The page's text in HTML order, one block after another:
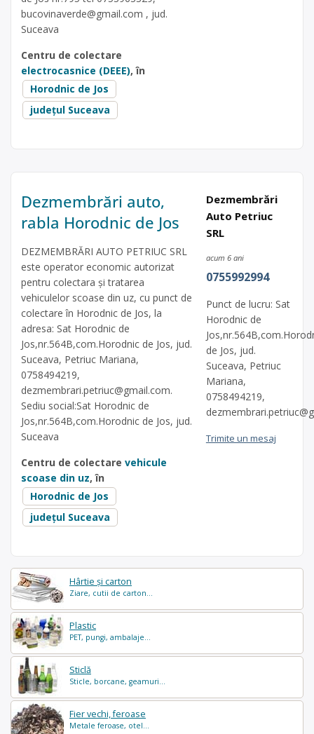
Hârtie și carton
Ziare, cutii de carton...
Plastic
PET, pungi, ambalaje...
Sticlă
Sticle, borcane, geamuri...
Fier vechi, feroase
Metale feroase, otel...
bucovinaverde@gmail.com , jud.
Suceava
Centru de colectare
electrocasnice (DEEE), în
Horodnic de Jos
județul Suceava
Dezmembrări auto,
rabla Horodnic de Jos
DEZMEMBRĂRI AUTO PETRIUC SRL
este operator economic autorizat
pentru colectara și tratarea
vehiculelor scoase din uz, cu punct de
colectare în Horodnic de Jos, la
adresa: Sat Horodnic de
Jos,nr.564B,com.Horodnic de Jos, jud.
Suceava, Petriuc Mariana,
0758494219,
dezmembrari.petriuc@gmail.com.
Sediu social:Sat Horodnic de
Jos,nr.564B,com.Horodnic de Jos, jud.
Suceava
Centru de colectare vehicule
scoase din uz, în
Horodnic de Jos
județul Suceava
Dezmembrări
Auto Petriuc
SRL
acum 6 ani
0755992994
Punct de lucru: Sat
Horodnic de
de Jos, jud.
Suceava, Petriuc
Mariana,
0758494219,
Trimite un mesaj